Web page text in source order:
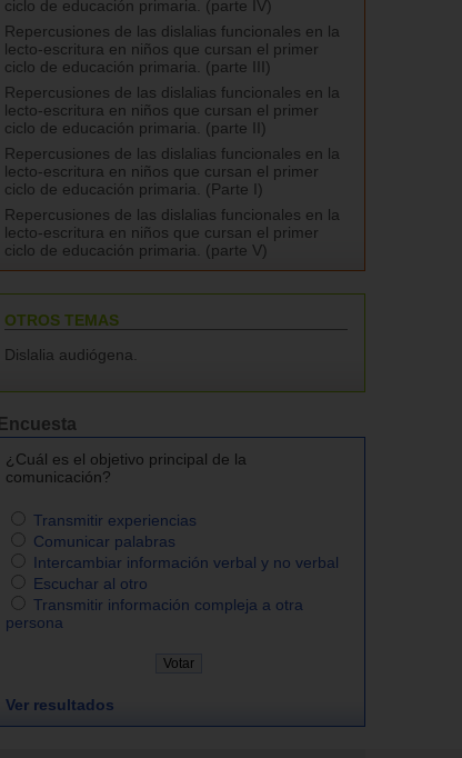
ciclo de educación primaria. (parte IV)
Repercusiones de las dislalias funcionales en la
lecto-escritura en niños que cursan el primer
ciclo de educación primaria. (parte III)
Repercusiones de las dislalias funcionales en la
lecto-escritura en niños que cursan el primer
ciclo de educación primaria. (parte II)
Repercusiones de las dislalias funcionales en la
lecto-escritura en niños que cursan el primer
ciclo de educación primaria. (Parte I)
Repercusiones de las dislalias funcionales en la
lecto-escritura en niños que cursan el primer
ciclo de educación primaria. (parte V)
OTROS TEMAS
Dislalia audiógena.
Encuesta
¿Cuál es el objetivo principal de la
comunicación?
Transmitir experiencias
Comunicar palabras
Intercambiar información verbal y no verbal
Escuchar al otro
Transmitir información compleja a otra
persona
Ver resultados